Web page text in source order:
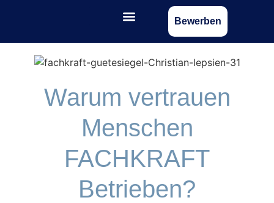
Bewerben
Warum vertrauen
Menschen
FACHKRAFT
Betrieben?